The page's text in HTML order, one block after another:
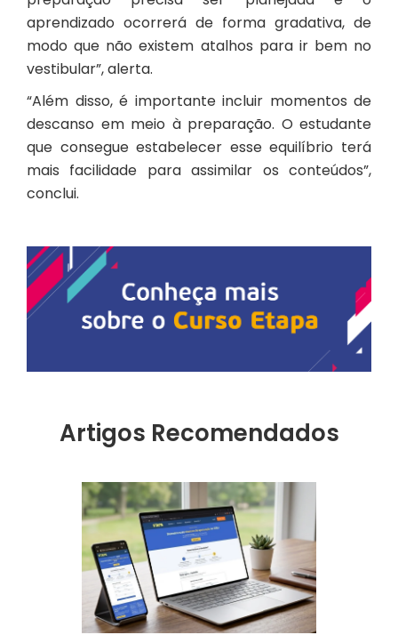
aprendizado ocorrerá de forma gradativa, de
modo que não existem atalhos para ir bem no
vestibular”, alerta.
“Além disso, é importante incluir momentos de
descanso em meio à preparação. O estudante
que consegue estabelecer esse equilíbrio terá
mais facilidade para assimilar os conteúdos”,
conclui.
Artigos Recomendados